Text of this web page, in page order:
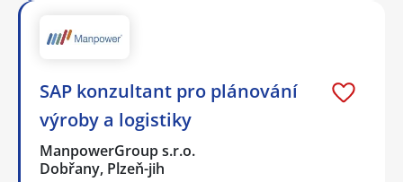
SAP konzultant pro plánování
výroby a logistiky
ManpowerGroup s.r.o.
Dobřany, Plzeň-jih